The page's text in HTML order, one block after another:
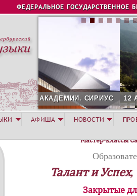
to navigation
ФЕДЕРАЛЬНОЕ ГОСУДАРСТВЕННОЕ
12 АВГУСТА. КОНЦЕРТ
Мастер-классы
Талант и
Закрытые
АФИША НОВОСТИ